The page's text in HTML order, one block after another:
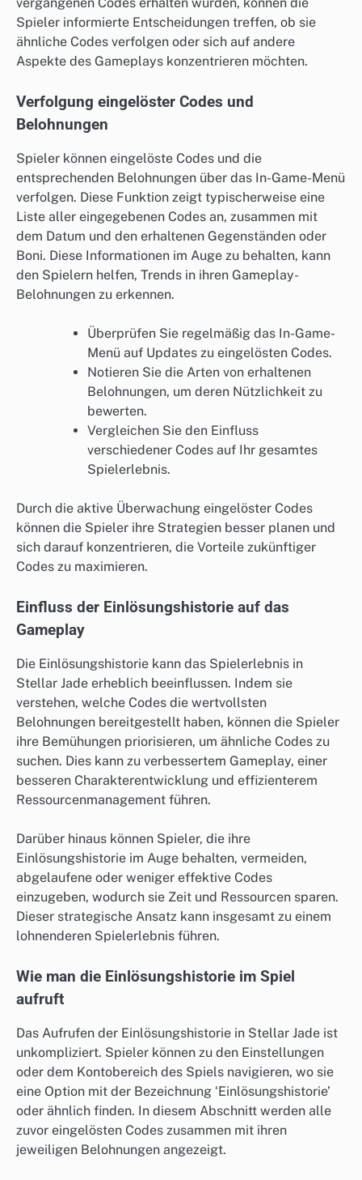
Spieler informierte Entscheidungen treffen, ob sie
ähnliche Codes verfolgen oder sich auf andere
Aspekte des Gameplays konzentrieren möchten.
Verfolgung eingelöster Codes und
Belohnungen
Spieler können eingelöste Codes und die
entsprechenden Belohnungen über das In-Game-Menü
verfolgen. Diese Funktion zeigt typischerweise eine
Liste aller eingegebenen Codes an, zusammen mit
dem Datum und den erhaltenen Gegenständen oder
Boni. Diese Informationen im Auge zu behalten, kann
den Spielern helfen, Trends in ihren Gameplay-
Belohnungen zu erkennen.
Überprüfen Sie regelmäßig das In-Game-
Menü auf Updates zu eingelösten Codes.
Notieren Sie die Arten von erhaltenen
Belohnungen, um deren Nützlichkeit zu
bewerten.
Vergleichen Sie den Einfluss
verschiedener Codes auf Ihr gesamtes
Spielerlebnis.
Durch die aktive Überwachung eingelöster Codes
können die Spieler ihre Strategien besser planen und
sich darauf konzentrieren, die Vorteile zukünftiger
Codes zu maximieren.
Einfluss der Einlösungshistorie auf das
Gameplay
Die Einlösungshistorie kann das Spielerlebnis in
Stellar Jade erheblich beeinflussen. Indem sie
verstehen, welche Codes die wertvollsten
Belohnungen bereitgestellt haben, können die Spieler
ihre Bemühungen priorisieren, um ähnliche Codes zu
suchen. Dies kann zu verbessertem Gameplay, einer
besseren Charakterentwicklung und effizienterem
Ressourcenmanagement führen.
Darüber hinaus können Spieler, die ihre
Einlösungshistorie im Auge behalten, vermeiden,
abgelaufene oder weniger effektive Codes
einzugeben, wodurch sie Zeit und Ressourcen sparen.
Dieser strategische Ansatz kann insgesamt zu einem
lohnenderen Spielerlebnis führen.
Wie man die Einlösungshistorie im Spiel
aufruft
Das Aufrufen der Einlösungshistorie in Stellar Jade ist
unkompliziert. Spieler können zu den Einstellungen
oder dem Kontobereich des Spiels navigieren, wo sie
eine Option mit der Bezeichnung ‘Einlösungshistorie’
oder ähnlich finden. In diesem Abschnitt werden alle
zuvor eingelösten Codes zusammen mit ihren
jeweiligen Belohnungen angezeigt.